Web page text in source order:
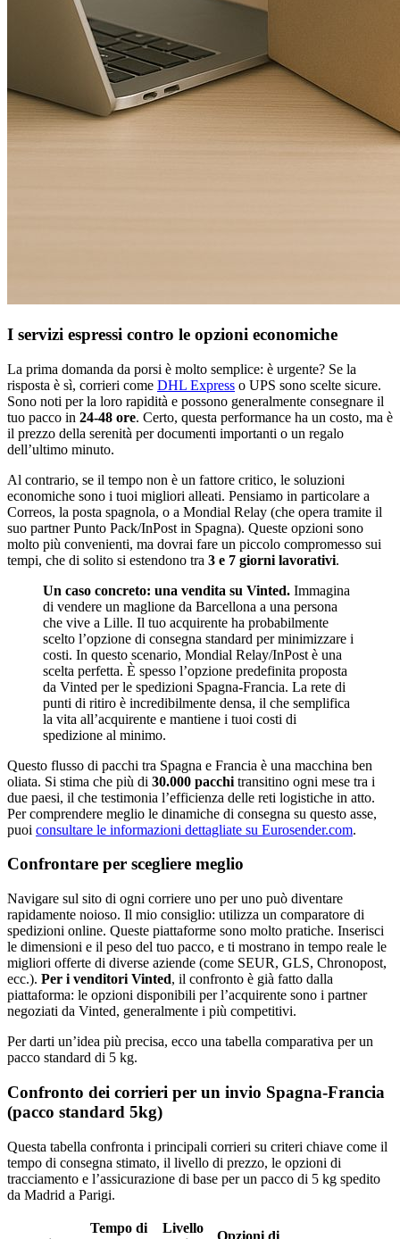
I servizi espressi contro le opzioni economiche
La prima domanda da porsi è molto semplice: è urgente? Se la
risposta è sì, corrieri come DHL Express o UPS sono scelte sicure.
Sono noti per la loro rapidità e possono generalmente consegnare il
tuo pacco in 24-48 ore. Certo, questa performance ha un costo, ma è
il prezzo della serenità per documenti importanti o un regalo
dell’ultimo minuto.
Al contrario, se il tempo non è un fattore critico, le soluzioni
economiche sono i tuoi migliori alleati. Pensiamo in particolare a
Correos, la posta spagnola, o a Mondial Relay (che opera tramite il
suo partner Punto Pack/InPost in Spagna). Queste opzioni sono
molto più convenienti, ma dovrai fare un piccolo compromesso sui
tempi, che di solito si estendono tra 3 e 7 giorni lavorativi.
Un caso concreto: una vendita su Vinted. Immagina
di vendere un maglione da Barcellona a una persona
che vive a Lille. Il tuo acquirente ha probabilmente
scelto l’opzione di consegna standard per minimizzare i
costi. In questo scenario, Mondial Relay/InPost è una
scelta perfetta. È spesso l’opzione predefinita proposta
da Vinted per le spedizioni Spagna-Francia. La rete di
punti di ritiro è incredibilmente densa, il che semplifica
la vita all’acquirente e mantiene i tuoi costi di
spedizione al minimo.
Questo flusso di pacchi tra Spagna e Francia è una macchina ben
oliata. Si stima che più di 30.000 pacchi transitino ogni mese tra i
due paesi, il che testimonia l’efficienza delle reti logistiche in atto.
Per comprendere meglio le dinamiche di consegna su questo asse,
puoi consultare le informazioni dettagliate su Eurosender.com.
Confrontare per scegliere meglio
Navigare sul sito di ogni corriere uno per uno può diventare
rapidamente noioso. Il mio consiglio: utilizza un comparatore di
spedizioni online. Queste piattaforme sono molto pratiche. Inserisci
le dimensioni e il peso del tuo pacco, e ti mostrano in tempo reale le
migliori offerte di diverse aziende (come SEUR, GLS, Chronopost,
ecc.). Per i venditori Vinted, il confronto è già fatto dalla
piattaforma: le opzioni disponibili per l’acquirente sono i partner
negoziati da Vinted, generalmente i più competitivi.
Per darti un’idea più precisa, ecco una tabella comparativa per un
pacco standard di 5 kg.
Confronto dei corrieri per un invio Spagna-Francia
(pacco standard 5kg)
Questa tabella confronta i principali corrieri su criteri chiave come il
tempo di consegna stimato, il livello di prezzo, le opzioni di
tracciamento e l’assicurazione di base per un pacco di 5 kg spedito
da Madrid a Parigi.
Tempo di
Livello
Opzioni di